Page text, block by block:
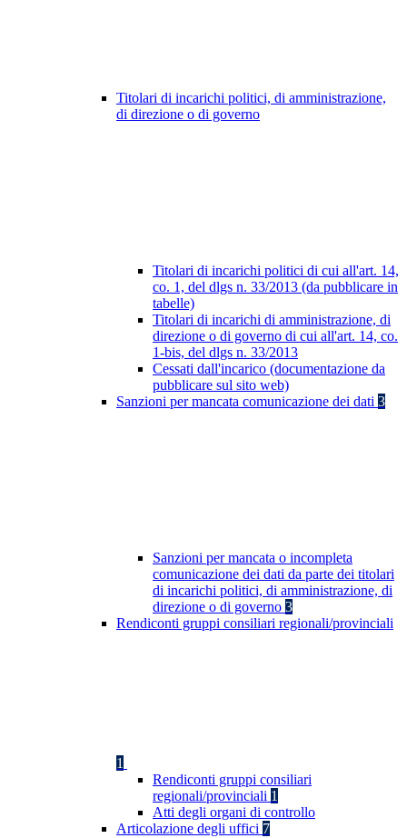
Titolari di incarichi politici, di amministrazione,
di direzione o di governo
Titolari di incarichi politici di cui all'art. 14,
co. 1, del dlgs n. 33/2013 (da pubblicare in
tabelle)
Titolari di incarichi di amministrazione, di
direzione o di governo di cui all'art. 14, co.
1-bis, del dlgs n. 33/2013
Cessati dall'incarico (documentazione da
pubblicare sul sito web)
Sanzioni per mancata comunicazione dei dati 3
Sanzioni per mancata o incompleta
comunicazione dei dati da parte dei titolari
di incarichi politici, di amministrazione, di
direzione o di governo 3
Rendiconti gruppi consiliari regionali/provinciali
1
Rendiconti gruppi consiliari
regionali/provinciali 1
Atti degli organi di controllo
Articolazione degli uffici 7